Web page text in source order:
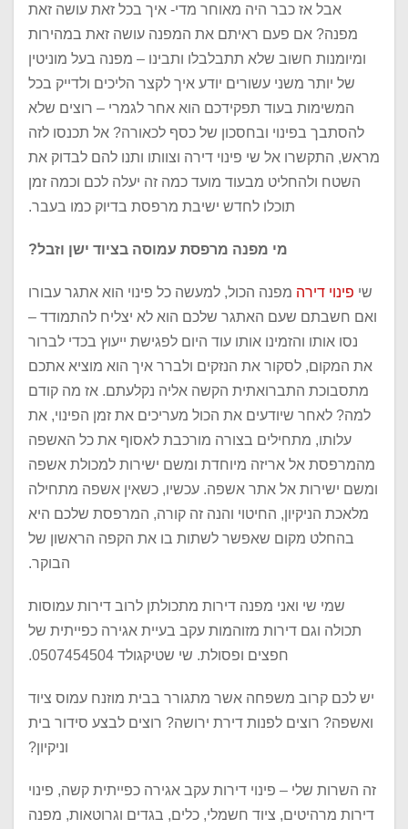
אבל אז כבר היה מאוחר מדי- איך בכל זאת עושה זאת
מפנה? אם פעם ראיתם את המפנה עושה זאת במהירות
ומיומנות חשוב שלא תתבלבלו ותבינו – מפנה בעל מוניטין
של יותר משני עשורים יודע איך לקצר הליכים ולדייק בכל
המשימות בעוד תפקידכם הוא אחר לגמרי – רוצים שלא
להסתבך בפינוי ובחסכון של כסף לכאורה? אל תכנסו לזה
מראש, התקשרו אל שי פינוי דירה וצוותו ותנו להם לבדוק את
השטח ולהחליט מבעוד מועד כמה זה יעלה לכם וכמה זמן
תוכלו לחדש ישיבת מרפסת בדיוק כמו בעבר.
מי מפנה מרפסת עמוסה בציוד ישן וזבל?
שי פינוי דירה מפנה הכול, למעשה כל פינוי הוא אתגר עבורו
ואם חשבתם שעם האתגר שלכם הוא לא יצליח להתמודד –
נסו אותו והזמינו אותו עוד היום לפגישת ייעוץ בכדי לברור
את המקום, לסקור את הנזקים ולברר איך הוא מוציא אתכם
מתסבוכת התברואתית הקשה אליה נקלעתם. אז מה קודם
למה? לאחר שיודעים את הכול מעריכים את זמן הפינוי, את
עלותו, מתחילים בצורה מורכבת לאסוף את כל האשפה
מהמרפסת אל אריזה מיוחדת ומשם ישירות למכולת אשפה
ומשם ישירות אל אתר אשפה. עכשיו, כשאין אשפה מתחילה
מלאכת הניקיון, החיטוי והנה זה קורה, המרפסת שלכם היא
בהחלט מקום שאפשר לשתות בו את הקפה הראשון של
הבוקר.
שמי שי ואני מפנה דירות מתכולתן לרוב דירות עמוסות
תכולה וגם דירות מזוהמות עקב בעיית אגירה כפייתית של
חפצים ופסולת. שי שטיקגולד 0507454504.
יש לכם קרוב משפחה אשר מתגורר בבית מוזנח עמוס ציוד
ואשפה? רוצים לפנות דירת ירושה? רוצים לבצע סידור בית
וניקיון?
זה השרות שלי – פינוי דירות עקב אגירה כפייתית קשה, פינוי
דירות מרהיטים, ציוד חשמלי, כלים, בגדים וגרוטאות, מפנה